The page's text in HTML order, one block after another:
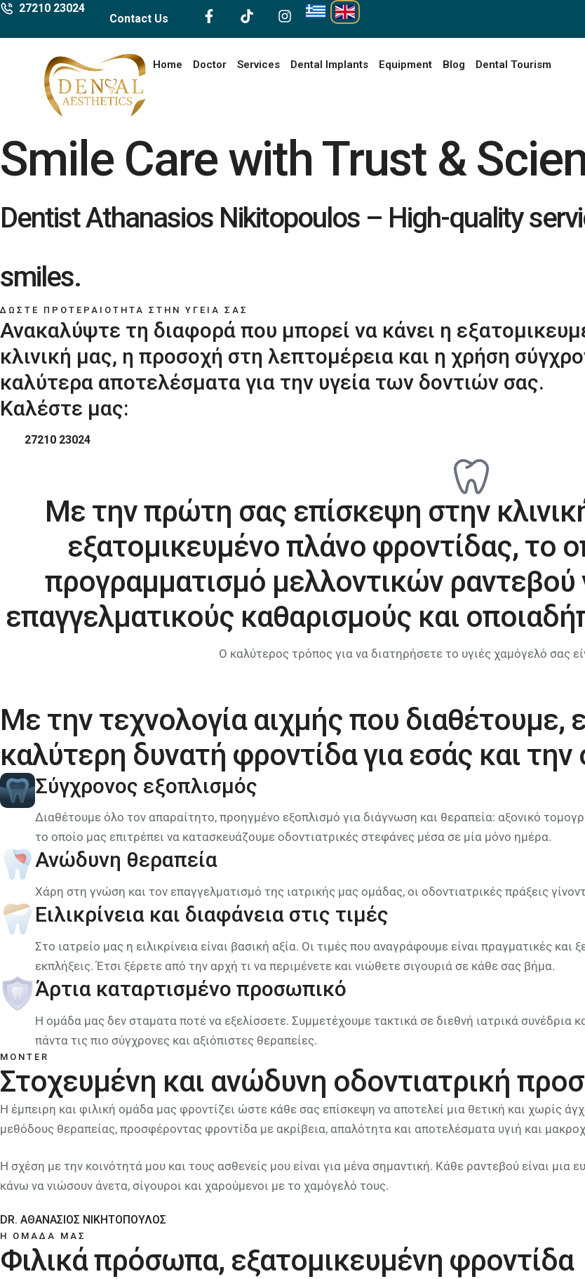
27210 23024
Contact Us
Home Doctor Services Dental Implants Equipment Blog Dental Tourism
Smile Care with Trust &
Dentist Athanasios Nikitopoulos – High-quality
smiles.
ΔΩΣΤΕ ΠΡΟΤΕΡΑΙΟΤΗΤΑ ΣΤΗΝ ΥΓΕΙΑ ΣΑΣ
Ανακαλύψτε τη διαφορά που μπορεί να κάνει η
κλινική μας, η προσοχή στη λεπτομέρεια και η χρήση
καλύτερα αποτελέσματα για την υγεία των δοντιών σας.
Καλέστε μας:
27210 23024
Με την πρώτη σας επίσκεψη στην
εξατομικευμένο πλάνο φροντίδας, το
προγραμματισμό μελλοντικών ραντεβού
επαγγελματικούς καθαρισμούς και
Ο καλύτερος τρόπος για να διατηρήσετε το υγιές χαμόγελό σας
Με την τεχνολογία αιχμής που διαθέτουμε,
καλύτερη δυνατή φροντίδα για εσάς και την
Σύγχρονος εξοπλισμός
Διαθέτουμε όλο τον απαραίτητο, προηγμένο εξοπλισμό για διάγνωση και θεραπεία: αξονικό
το οποίο μας επιτρέπει να κατασκευάζουμε οδοντιατρικές στεφάνες μέσα σε μία μόνο ημέρα.
Ανώδυνη θεραπεία
Χάρη στη γνώση και τον επαγγελματισμό της ιατρικής μας ομάδας, οι οδοντιατρικές πράξεις
Ειλικρίνεια και διαφάνεια στις τιμές
Στο ιατρείο μας η ειλικρίνεια είναι βασική αξία. Οι τιμές που αναγράφουμε είναι πραγματικές
εκπλήξεις. Έτσι ξέρετε από την αρχή τι να περιμένετε και νιώθετε σιγουριά σε κάθε σας βήμα.
Άρτια καταρτισμένο προσωπικό
Η ομάδα μας δεν σταματα ποτέ να εξελίσσετε. Συμμετέχουμε τακτικά σε διεθνή ιατρικά συνέδρια
πάντα τις πιο σύγχρονες και αξιόπιστες θεραπείες.
MONTER
Στοχευμένη και ανώδυνη οδοντιατρική
Η έμπειρη και φιλική ομάδα μας φροντίζει ώστε κάθε σας επίσκεψη να αποτελεί μια θετική και χωρίς
μεθόδους θεραπείας, προσφέροντας φροντίδα με ακρίβεια, απαλότητα και αποτελέσματα υγιή και
Η σχέση με την κοινότητά μου και τους ασθενείς μου είναι για μένα σημαντική. Κάθε ραντεβού είναι μια
κάνω να νιώσουν άνετα, σίγουροι και χαρούμενοι με το χαμόγελό τους.
DR. ΑΘΑΝΑΣΙΟΣ ΝΙΚΗΤΟΠΟΥΛΟΣ
Η ΟΜΑΔΑ ΜΑΣ
Φιλικά πρόσωπα, εξατομικευμένη φροντίδα